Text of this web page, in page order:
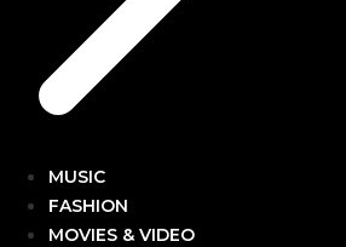
MUSIC
FASHION
MOVIES & VIDEO